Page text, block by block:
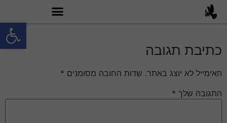
פתח
כתיבת תגובה
האימייל לא יוצג באתר. שדות החובה מסומנים *
התגובה שלך *